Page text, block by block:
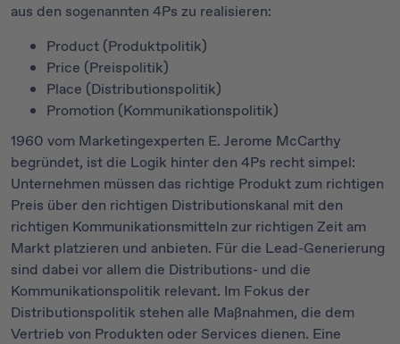
aus den sogenannten 4Ps zu realisieren:
Product (Produktpolitik)
Price (Preispolitik)
Place (Distributionspolitik)
Promotion (Kommunikationspolitik)
1960 vom Marketingexperten E. Jerome McCarthy
begründet, ist die Logik hinter den 4Ps recht simpel:
Unternehmen müssen das richtige Produkt zum richtigen
Preis über den richtigen Distributionskanal mit den
richtigen Kommunikationsmitteln zur richtigen Zeit am
Markt platzieren und anbieten. Für die Lead-Generierung
sind dabei vor allem die Distributions- und die
Kommunikationspolitik relevant. Im Fokus der
Distributionspolitik stehen alle Maßnahmen, die dem
Vertrieb von Produkten oder Services dienen. Eine